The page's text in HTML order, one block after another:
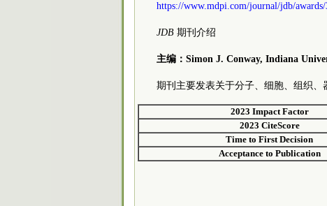
https://www.mdpi.com/journal/jdb/awards/
JDB 期刊介绍
主编：Simon J. Conway, Indiana
期刊主要发表关于分子、细胞、组织、
2023 Impact Factor
2023 CiteScore
Time to First Decision
Acceptance to Publication